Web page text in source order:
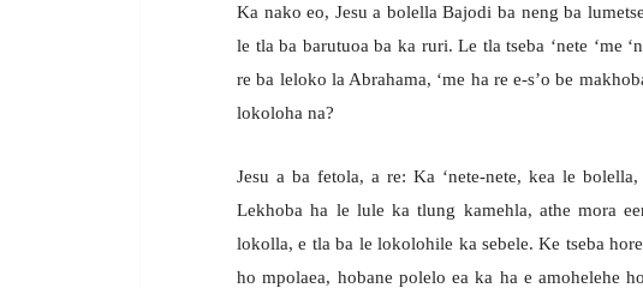
Ka nako eo, Jesu a bolella Bajodi ba neng ba
le tla ba barutuoa ba ka ruri. Le tla tseba ‘nete ‘me
re ba leloko la Abrahama, ‘me ha re e-s’o be
lokoloha na?
Jesu a ba fetola, a re: Ka ‘nete-nete, kea le
Lekhoba ha le lule ka tlung kamehla, athe mora
lokolla, e tla ba le lokolohile ka sebele. Ke tseba
ho mpolaea, hobane polelo ea ka ha e amohelehe